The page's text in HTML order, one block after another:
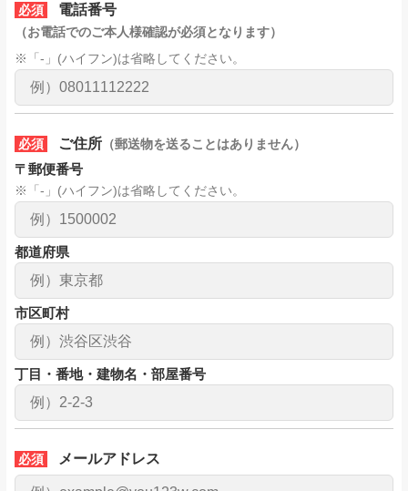
必須 電話番号
（お電話でのご本人様確認が必須となります）
※「-」(ハイフン)は省略してください。
必須 ご住所 （郵送物を送ることはありません）
〒郵便番号
※「-」(ハイフン)は省略してください。
都道府県
市区町村
丁目・番地・建物名・部屋番号
必須 メールアドレス